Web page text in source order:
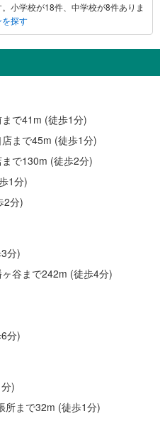
小学校が18件、中学校が8件ありま
探す
で41m (徒歩1分)
まで45m (徒歩1分)
で130m (徒歩2分)
1分)
2分)
分)
谷まで242m (徒歩4分)
分)
)
所まで32m (徒歩1分)